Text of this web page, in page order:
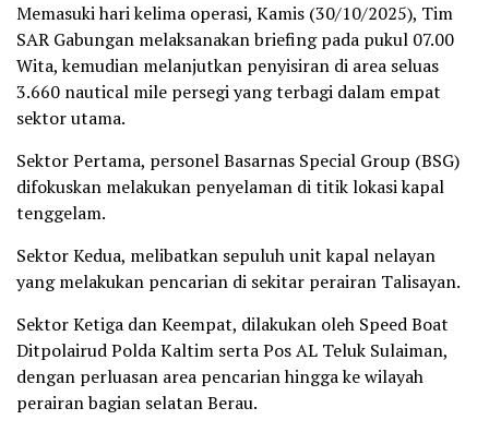
Memasuki hari kelima operasi, Kamis (30/10/2025), Tim
SAR Gabungan melaksanakan briefing pada pukul 07.00
Wita, kemudian melanjutkan penyisiran di area seluas
3.660 nautical mile persegi yang terbagi dalam empat
sektor utama.
Sektor Pertama, personel Basarnas Special Group (BSG)
difokuskan melakukan penyelaman di titik lokasi kapal
tenggelam.
Sektor Kedua, melibatkan sepuluh unit kapal nelayan
yang melakukan pencarian di sekitar perairan Talisayan.
Sektor Ketiga dan Keempat, dilakukan oleh Speed Boat
Ditpolairud Polda Kaltim serta Pos AL Teluk Sulaiman,
dengan perluasan area pencarian hingga ke wilayah
perairan bagian selatan Berau.